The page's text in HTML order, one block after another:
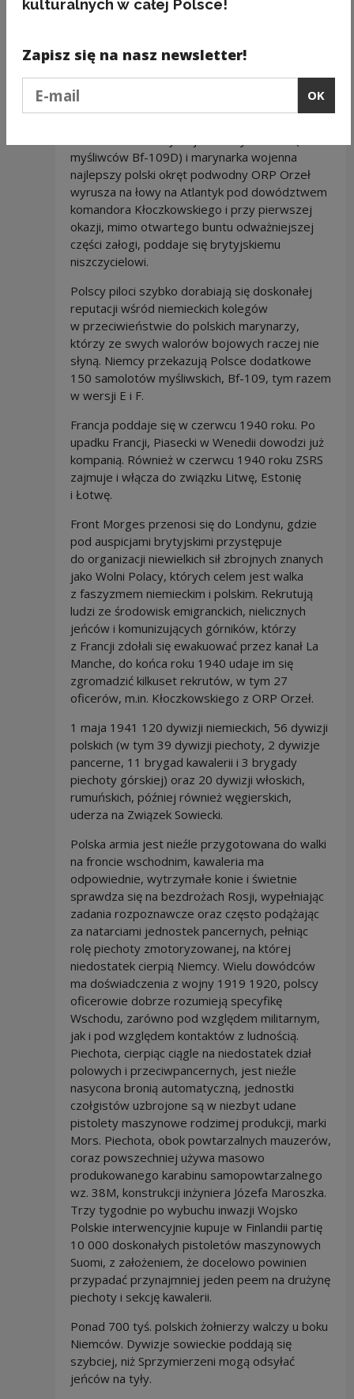
wypowiadają wojnę Francji i uderzają na Belgię
Maginota. Polskie wojska lądowe nie biorą
który przechodzi we Francji swój chrzest
bojowy. Do wojny przeciwko Francji i Wielkiej
myśliwców Bf-109D) i marynarka wojenna
najlepszy polski okręt podwodny ORP Orzeł
wyrusza na łowy na Atlantyk pod dowództwem
komandora Kłoczkowskiego i przy pierwszej
okazji, mimo otwartego buntu odważniejszej
części załogi, poddaje się brytyjskiemu
niszczycielowi.
Polscy piloci szybko dorabiają się doskonałej
reputacji wśród niemieckich kolegów
w przeciwieństwie do polskich marynarzy,
którzy ze swych walorów bojowych raczej nie
słyną. Niemcy przekazują Polsce dodatkowe
150 samolotów myśliwskich, Bf-109, tym razem
w wersji E i F.
Francja poddaje się w czerwcu 1940 roku. Po
upadku Francji, Piasecki w Wenedii dowodzi już
kompanią. Również w czerwcu 1940 roku ZSRS
zajmuje i włącza do związku Litwę, Estonię
i Łotwę.
Front Morges przenosi się do Londynu, gdzie
pod auspicjami brytyjskimi przystępuje
do organizacji niewielkich sił zbrojnych znanych
jako Wolni Polacy, których celem jest walka
z faszyzmem niemieckim i polskim. Rekrutują
ludzi ze środowisk emigranckich, nielicznych
jeńców i komunizujących górników, którzy
z Francji zdołali się ewakuować przez kanał La
Manche, do końca roku 1940 udaje im się
zgromadzić kilkuset rekrutów, w tym 27
oficerów, m.in. Kłoczkowskiego z ORP Orzeł.
1 maja 1941 120 dywizji niemieckich, 56 dywizji
polskich (w tym 39 dywizji piechoty, 2 dywizje
pancerne, 11 brygad kawalerii i 3 brygady
piechoty górskiej) oraz 20 dywizji włoskich,
rumuńskich, później również węgierskich,
uderza na Związek Sowiecki.
Polska armia jest nieźle przygotowana do walki
na froncie wschodnim, kawaleria ma
odpowiednie, wytrzymałe konie i świetnie
sprawdza się na bezdrożach Rosji, wypełniając
zadania rozpoznawcze oraz często podążając
za natarciami jednostek pancernych, pełniąc
rolę piechoty zmotoryzowanej, na której
niedostatek cierpią Niemcy. Wielu dowódców
ma doświadczenia z wojny 1919 1920, polscy
oficerowie dobrze rozumieją specyfikę
Wschodu, zarówno pod względem militarnym,
jak i pod względem kontaktów z ludnością.
Piechota, cierpiąc ciągle na niedostatek dział
polowych i przeciwpancernych, jest nieźle
nasycona bronią automatyczną, jednostki
czołgistów uzbrojone są w niezbyt udane
pistolety maszynowe rodzimej produkcji, marki
Mors. Piechota, obok powtarzalnych mauzerów,
coraz powszechniej używa masowo
produkowanego karabinu samopowtarzalnego
wz. 38M, konstrukcji inżyniera Józefa Maroszka.
Trzy tygodnie po wybuchu inwazji Wojsko
Polskie interwencyjnie kupuje w Finlandii partię
10 000 doskonałych pistoletów maszynowych
Suomi, z założeniem, że docelowo powinien
przypadać przynajmniej jeden peem na drużynę
piechoty i sekcję kawalerii.
Ponad 700 tyś. polskich żołnierzy walczy u boku
Niemców. Dywizje sowieckie poddają się
szybciej, niż Sprzymierzeni mogą odsyłać
jeńców na tyły.
kulturalnych w całej Polsce!
Zapisz się na nasz newsletter!
OK